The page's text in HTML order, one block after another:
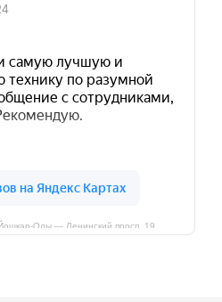
— Ленинский просп.,19